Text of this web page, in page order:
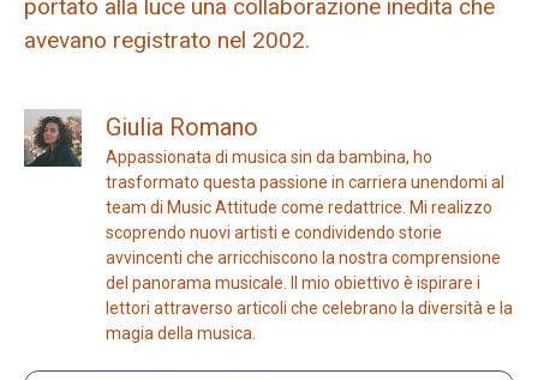
portato alla luce una collaborazione inedita che
avevano registrato nel 2002.
Giulia Romano
Appassionata di musica sin da bambina, ho
trasformato questa passione in carriera unendomi al
team di Music Attitude come redattrice. Mi realizzo
scoprendo nuovi artisti e condividendo storie
avvincenti che arricchiscono la nostra comprensione
del panorama musicale. Il mio obiettivo è ispirare i
lettori attraverso articoli che celebrano la diversità e la
magia della musica.